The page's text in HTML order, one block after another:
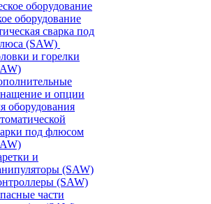
оборудование
сварка под
(SAW)
и горелки
и опции
оборудования
под флюсом
и
(SAW)
(SAW)
части